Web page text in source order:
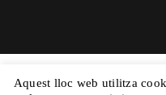
Copyright © 2015
Aquest lloc web utilitza